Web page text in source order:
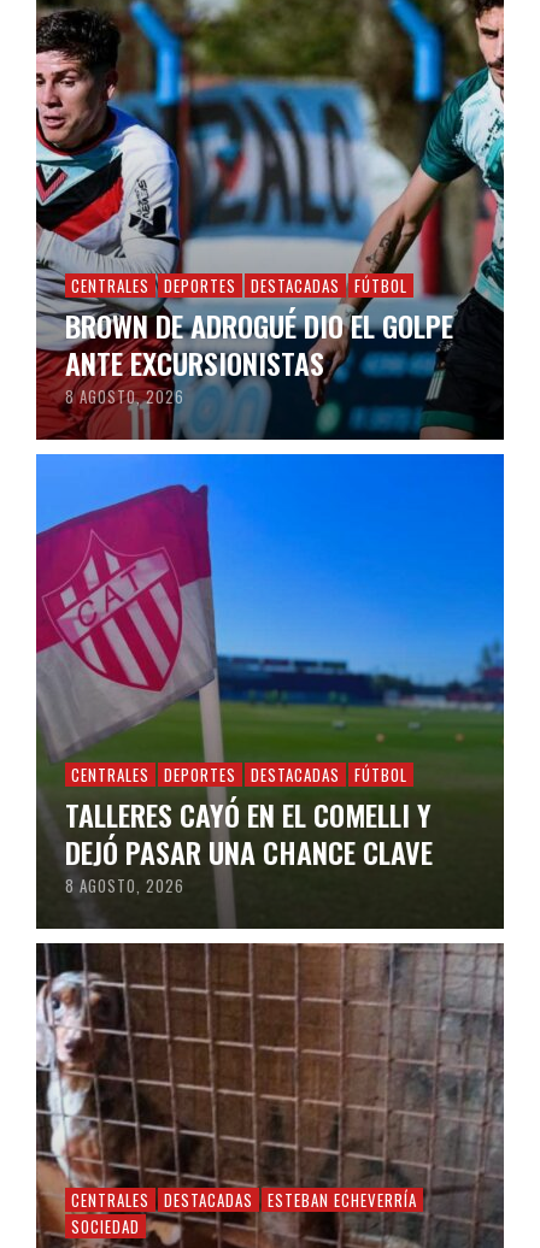
CENTRALES DEPORTES DESTACADAS FÚTBOL
BROWN DE ADROGUÉ DIO EL GOLPE
ANTE EXCURSIONISTAS
8 AGOSTO, 2026
CENTRALES DEPORTES DESTACADAS FÚTBOL
TALLERES CAYÓ EN EL COMELLI Y
DEJÓ PASAR UNA CHANCE CLAVE
8 AGOSTO, 2026
CENTRALES DESTACADAS
ESTEBAN ECHEVERRÍA
SOCIEDAD